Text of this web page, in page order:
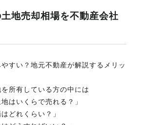
物件
地売却相場を不動産会社
すい？地元不動産が解説するメリッ
所有している方の中には
はいくらで売れる？」
どれくらい？」